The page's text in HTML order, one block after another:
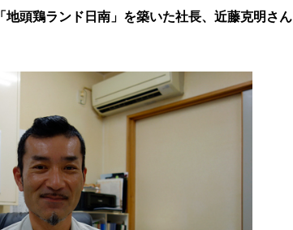
頭鶏ランド日南」を築いた社長、近藤克明さん